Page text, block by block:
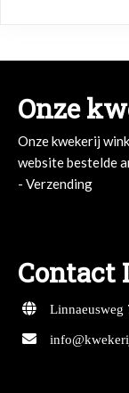
Onze
Onze kwekerij
website bestelde
- Verzending
Contact
Linnaeusweg